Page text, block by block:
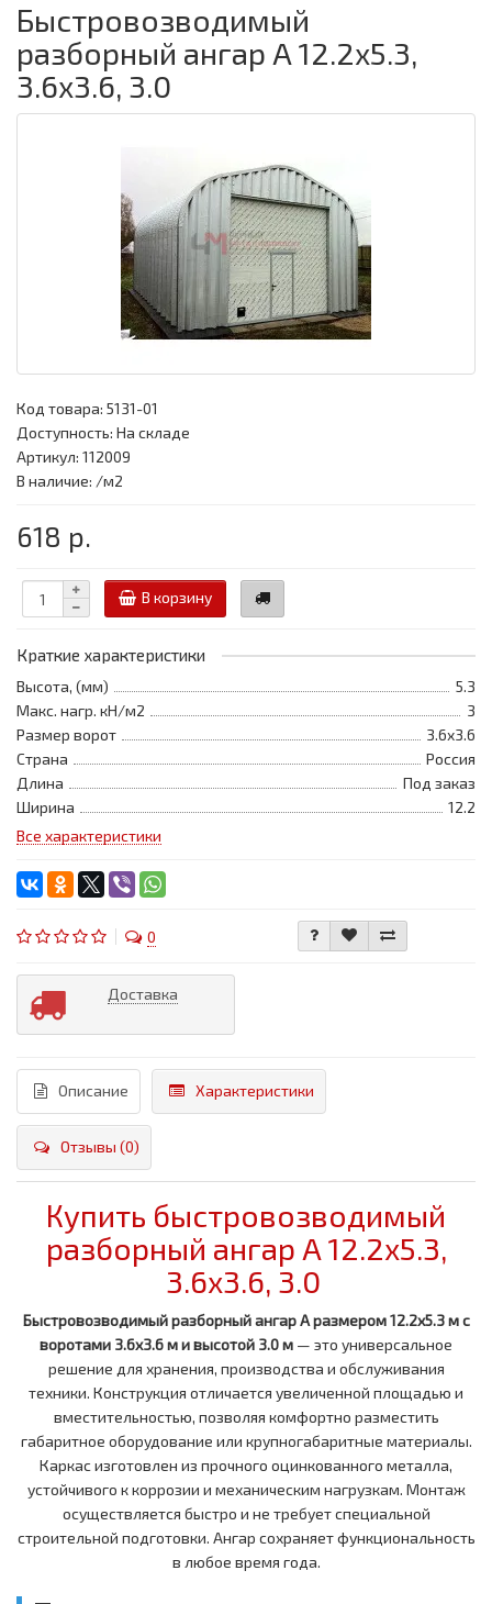
Быстровозводимый
разборный ангар A 12.2x5.3,
3.6x3.6, 3.0
Код товара: 5131-01
Доступность: На складе
Артикул: 112009
В наличие: /м2
618 р.
В корзину
Краткие характеристики
Высота, (мм)
5.3
Макс. нагр. кН/м2
3
Размер ворот
3.6x3.6
Страна
Россия
Длина
Под заказ
Ширина
12.2
Все характеристики
0
Доставка
Описание Характеристики
Отзывы (0)
Купить быстровозводимый
разборный ангар A 12.2x5.3,
3.6x3.6, 3.0
Быстровозводимый разборный ангар A размером 12.2x5.3 м с
воротами 3.6x3.6 м и высотой 3.0 м — это универсальное
решение для хранения, производства и обслуживания
техники. Конструкция отличается увеличенной площадью и
вместительностью, позволяя комфортно разместить
габаритное оборудование или крупногабаритные материалы.
Каркас изготовлен из прочного оцинкованного металла,
устойчивого к коррозии и механическим нагрузкам. Монтаж
осуществляется быстро и не требует специальной
строительной подготовки. Ангар сохраняет функциональность
в любое время года.